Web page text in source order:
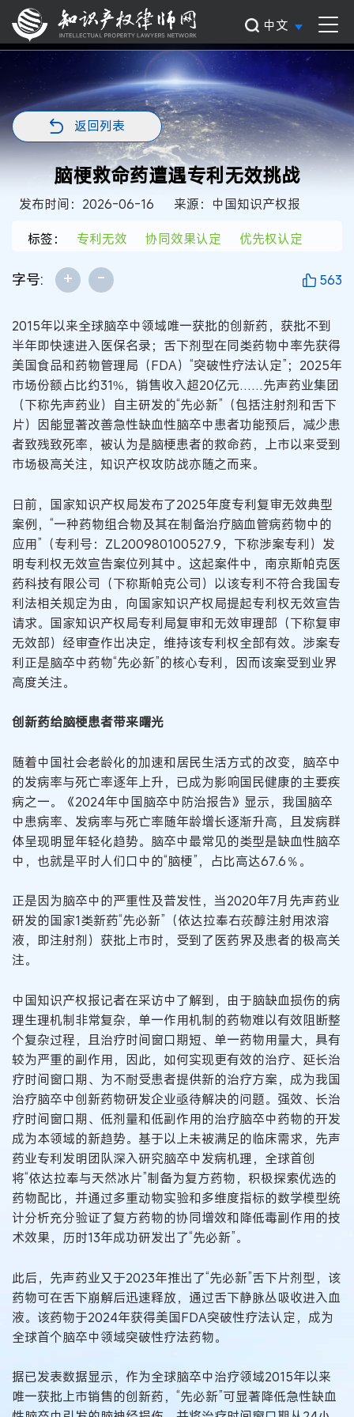
中文
返回列表
脑梗救命药遭遇专利无效挑战
发布时间：2026-06-16
来源：中国知识产权报
标签：
专利无效 协同效果认定 优先权认定
字号: + - 563
2015年以来全球脑卒中领域唯一获批的创新药，获批不到
半年即快速进入医保名录；舌下剂型在同类药物中率先获得
美国食品和药物管理局（FDA）“突破性疗法认定”；2025年
市场份额占比约31%，销售收入超20亿元……先声药业集团
（下称先声药业）自主研发的“先必新”（包括注射剂和舌下
片）因能显著改善急性缺血性脑卒中患者功能预后，减少患
者致残致死率，被认为是脑梗患者的救命药，上市以来受到
市场极高关注，知识产权攻防战亦随之而来。
日前，国家知识产权局发布了2025年度专利复审无效典型
案例，“一种药物组合物及其在制备治疗脑血管病药物中的
应用”（专利号：ZL200980100527.9，下称涉案专利）发
明专利权无效宣告案位列其中。这起案件中，南京斯帕克医
药科技有限公司（下称斯帕克公司）以该专利不符合我国专
利法相关规定为由，向国家知识产权局提起专利权无效宣告
请求。国家知识产权局专利局复审和无效审理部（下称复审
无效部）经审查作出决定，维持该专利权全部有效。涉案专
利正是脑卒中药物“先必新”的核心专利，因而该案受到业界
高度关注。
创新药给脑梗患者带来曙光
随着中国社会老龄化的加速和居民生活方式的改变，脑卒中
的发病率与死亡率逐年上升，已成为影响国民健康的主要疾
病之一。《2024年中国脑卒中防治报告》显示，我国脑卒
中患病率、发病率与死亡率随年龄增长逐渐升高，且发病群
体呈现明显年轻化趋势。脑卒中最常见的类型是缺血性脑卒
中，也就是平时人们口中的“脑梗”，占比高达67.6％。
正是因为脑卒中的严重性及普发性，当2020年7月先声药业
研发的国家1类新药“先必新”（依达拉奉右莰醇注射用浓溶
液，即注射剂）获批上市时，受到了医药界及患者的极高关
注。
中国知识产权报记者在采访中了解到，由于脑缺血损伤的病
理生理机制非常复杂，单一作用机制的药物难以有效阻断整
个复杂过程，且治疗时间窗口期短、单一药物用量大，具有
较为严重的副作用，因此，如何实现更有效的治疗、延长治
疗时间窗口期、为不耐受患者提供新的治疗方案，成为我国
治疗脑卒中创新药物研发企业亟待解决的问题。强效、长治
疗时间窗口期、低剂量和低副作用的治疗脑卒中药物的开发
成为本领域的新趋势。基于以上未被满足的临床需求，先声
药业专利发明团队深入研究脑卒中发病机理，全球首创
将“依达拉奉与天然冰片”制备为复方药物，积极探索优选的
药物配比，并通过多重动物实验和多维度指标的数学模型统
计分析充分验证了复方药物的协同增效和降低毒副作用的技
术效果，历时13年成功研发出了“先必新”。
此后，先声药业又于2023年推出了“先必新”舌下片剂型，该
药物可在舌下崩解后迅速释放，通过舌下静脉丛吸收进入血
液。该药物于2024年获得美国FDA突破性疗法认定，成为
全球首个脑卒中领域突破性疗法药物。
据已发表数据显示，作为全球脑卒中治疗领域2015年以来
唯一获批上市销售的创新药，“先必新”可显著降低急性缺血